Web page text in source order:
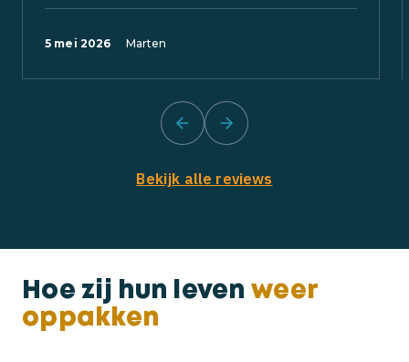
Bekijk alle reviews
5 mei 2026 Marten
prev next
Hoe zij hun levenweer
oppakken